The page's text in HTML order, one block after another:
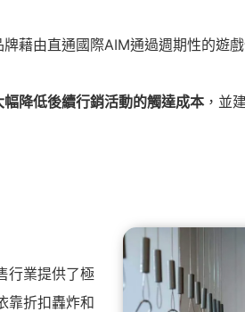
藉由直通國際AIM通過週期性的遊
幅降低後續行銷活動的觸達成本 ，並
行業提供了極
靠折扣轟炸和